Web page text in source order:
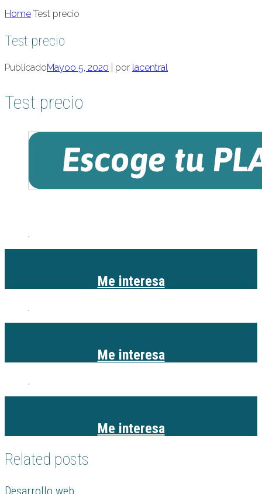
Home Test precio
Test precio
PublicadoMayoo 5, 2020 por lacentral
Test precio
Me interesa
Me interesa
Me interesa
Related posts
Desarrollo web